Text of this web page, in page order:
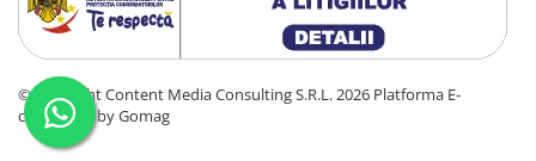
©Copyright Content Media Consulting S.R.L. 2026 Platforma E-
commerce by Gomag